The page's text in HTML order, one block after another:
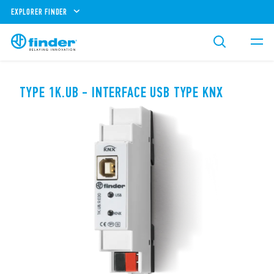
EXPLORER FINDER
TYPE 1K.UB - INTERFACE USB TYPE KNX